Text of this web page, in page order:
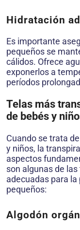
Hidratación
Es importante
pequeños se
cálidos. Ofrece
exponerlos a
períodos
Telas más
de bebés y
Cuando se trata
y niños, la
aspectos
son algunas de
adecuadas para
pequeños:
Algodón